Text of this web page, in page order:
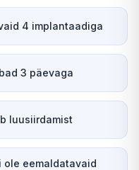
4 implantaadiga
3 päevaga
luusiirdamist
eemaldatavaid